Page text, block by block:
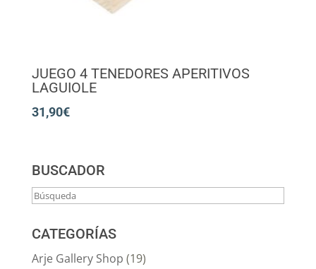
JUEGO 4 TENEDORES APERITIVOS
LAGUIOLE
31,90€
BUSCADOR
CATEGORÍAS
Arje Gallery Shop (19)